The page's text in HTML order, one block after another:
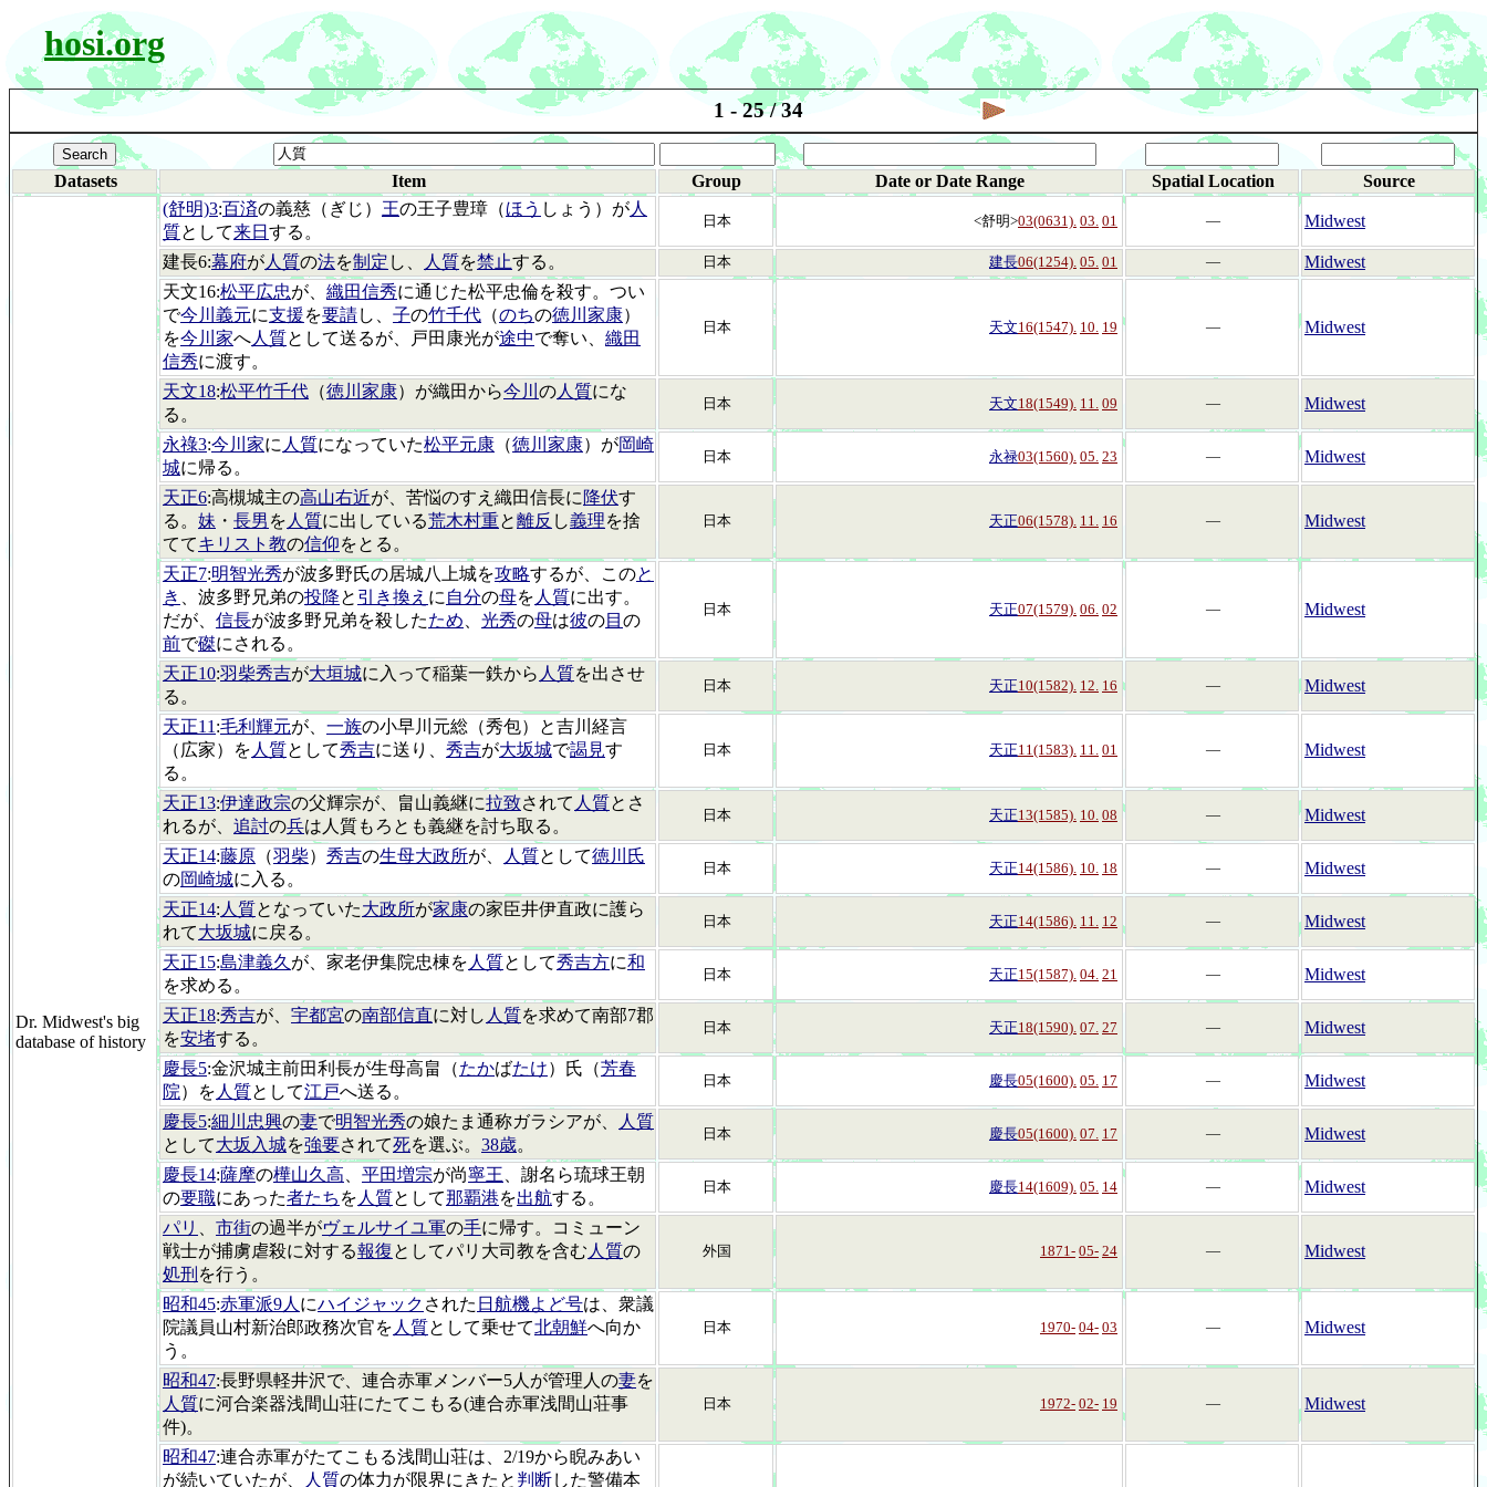
hosi.org
1 - 25 / 34
Datasets Item Group Date or Date Range Spatial Location Source
Dr. Midwest's big
database of history
(舒明)3:百済の義慈（ぎじ） 王の王子豊璋（ほう しょう）が人
質として来日 する。
日本 <舒明>03(0631). 03. 01 ― Midwest
建長6:幕府が人質の法を制定 し、 人質を禁止する。 日本 建長06(1254). 05. 01 ―
Midwest
天文16:松平広忠が、 織田信秀に通じた松平忠倫を殺す。つい
で今川義元に支援を要請し、 子の竹千代 （のちの徳川家康）
を今川家へ人質として送るが、戸田康光が途中で奪い、 織田
信秀に渡す。
日本 天文16(1547). 10. 19 ― Midwest
天文18:松平竹千代 （徳川家康）が織田から今川 の人質にな
る。
日本 天文18(1549). 11. 09 ― Midwest
永祿3:今川家に 人質になっていた松平元康 （徳川家康）が岡崎
城に帰る。
日本 永禄03(1560). 05. 23 ― Midwest
天正6:高槻城主の高山右近が、苦悩のすえ織田信長に 降伏す
る。 妹 ・ 長男 を 人質に出している荒木村重と離反 し義理を捨
ててキリスト教の信仰をとる。
日本 天正06(1578). 11. 16 ― Midwest
天正7:明智光秀が波多野氏の居城八上城を攻略するが、このと
き
、波多野兄弟の投降と 引き換え に 自分の母を 人質に出す。
だが、 信長が波多野兄弟を殺したため 光秀の母は彼の目 の
前で磔にされる。
日本 天正07(1579). 06. 02 ― Midwest
天正10:羽柴秀吉が大垣城に入って稲葉一鉄から 人質を出させ
る。
日本 天正10(1582). 12. 16 ― Midwest
天正11 :毛利輝元が、 一族の小早川元総（秀包）と吉川経言
（広家）を 人質として秀吉に送り、 秀吉が大坂城で謁見す
る。
日本 天正11(1583). 11. 01 ― Midwest
天正13:伊達政宗の父輝宗が、畠山義継に拉致されて 人質とさ
れるが、 追討の兵は人質もろとも義継を討ち取る。
日本 天正13(1585). 10. 08 ― Midwest
天正14:藤原 （羽柴） 秀吉の生母大政所が、 人質として徳川氏
の岡崎城に入る。
日本 天正14(1586). 10. 18 ― Midwest
天正14: 人質となっていた大政所が家康の家臣井伊直政に護ら
れて大坂城に戻る。
日本 天正14(1586). 11. 12 ― Midwest
天正15:島津義久 が、家老伊集院忠棟を 人質として秀吉方に和
を求める。
日本 天正15(1587). 04. 21 ― Midwest
天正18:秀吉が、 宇都宮の南部信直に対し 人質を求めて南部7郡
を安堵する。
日本 天正18(1590). 07. 27 ― Midwest
慶長5:金沢城主前田利長が生母高畠（たかばたけ）氏（芳春
院）を 人質として江戸へ送る。
日本 慶長05(1600). 05. 17 ― Midwest
慶長5:細川忠興の妻で明智光秀の娘たま通称ガラシアが、
人質
として大坂入城を強要されて死を選ぶ。 38歳。
日本 慶長05(1600). 07. 17 ― Midwest
慶長14:薩摩の樺山久高 平田増宗が尚寧王 、謝名ら琉球王朝
の要職にあった者たち を 人質として那覇港を出航する。
日本 慶長14(1609). 05. 14 ― Midwest
パリ 市街の過半がヴェルサイユ軍の手に帰す。コミューン
戦士が捕虜虐殺に対する報復としてパリ大司教を含む 人質の
処刑 を行う。
外国 1871- 05- 24 ― Midwest
昭和45:赤軍派9人 にハイジャック された 日航機よど号は、衆議
院議員山村新治郎政務次官を 人質として乗せて北朝鮮へ向か
う。
日本 1970- 04- 03 ― Midwest
昭和47:長野県軽井沢で、連合赤軍メンバー5人が管理人の妻を
人質に河合楽器浅間山荘にたてこもる(連合赤軍浅間山荘事
件)。
日本 1972- 02- 19 ― Midwest
昭和47:連合赤軍がたてこもる浅間山荘は、2/19から睨みあい
が続いていたが、
人質の体力が限界にきたと 判断した警備本